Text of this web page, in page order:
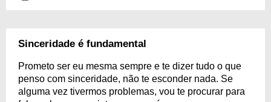
Sinceridade é fundamental
Prometo ser eu mesma sempre e te dizer tudo o que
penso com sinceridade, não te esconder nada. Se
alguma vez tivermos problemas, vou te procurar para